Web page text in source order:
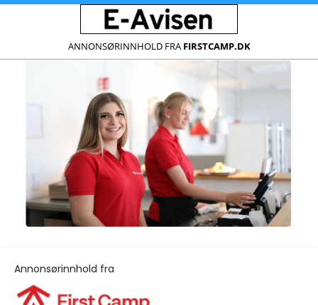
ANNONSØRINNHOLD FRA FIRSTCAMP.DK
Annonsørinnhold fra